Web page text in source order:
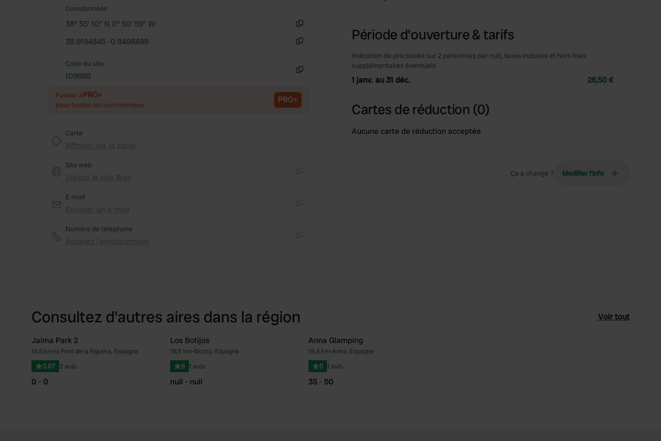
Coordonnées
38° 55' 10" N 0° 50' 59" W
38.9194845 -0.8498498
Code du site
109988
Passer àPRO+
pour toutes les coordonnées PRO+
Carte
Site web
E-mail
Numéro de téléphone
Période d'ouverture & tarifs
Indication de prix basée sur 2 personnes par nuit, taxes incluses et hors frais
supplémentaires éventuels.
1 janv. au 31 déc. 26,50 €
Cartes de réduction (0)
Aucune carte de réduction acceptée
Ça a changé ? Modifier l’info
Consultez d'autres aires dans la région Voir tout
Préféré
Jaima Park 2
14,8 km•la Font de la Figuera, Espagne
3.67 3 avis
0 - 0
Préféré
Los Botijos
18,5 km•Bicorp, Espagne
5 1 avis
null - null
Anna Glamping
19,4 km•Anna, Espagne
5 1 avis
35 - 50